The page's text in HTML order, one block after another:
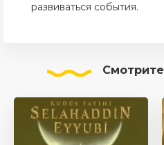
развиваться события.
Смотрите